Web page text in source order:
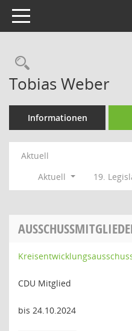
Toggle navigation
Tobias Weber
Informationen
Aktuell
Aktuell
19.
CDU Mitglied
bis 24.10.2024